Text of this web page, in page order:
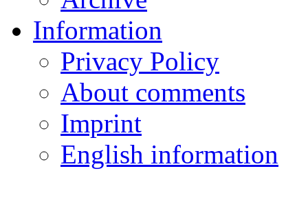
Information
Privacy Policy
About comments
Imprint
English information